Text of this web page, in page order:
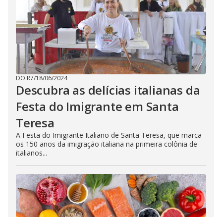
DO R7/18/06/2024
Descubra as delícias italianas da
Festa do Imigrante em Santa
Teresa
A Festa do Imigrante Italiano de Santa Teresa, que marca
os 150 anos da imigração italiana na primeira colônia de
italianos...